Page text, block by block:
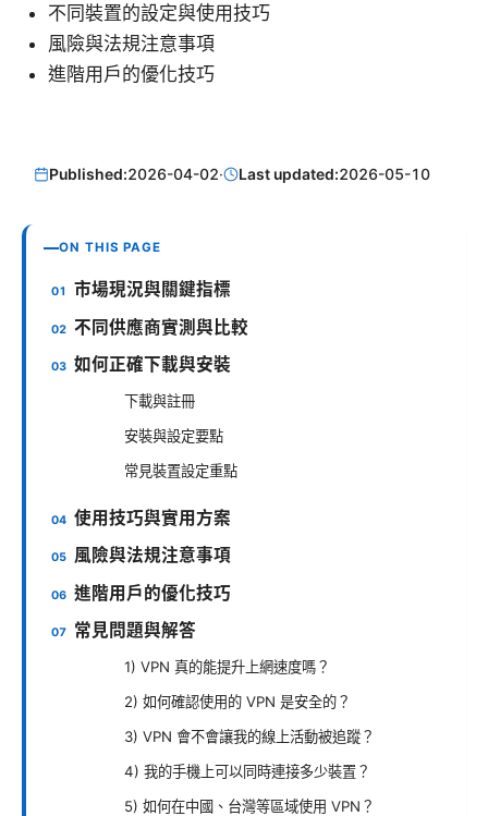
不同裝置的設定與使用技巧
風險與法規注意事項
進階用戶的優化技巧
Published:2026-04-02· Last updated:2026-05-10
ON THIS PAGE
市場現況與關鍵指標
不同供應商實測與比較
如何正確下載與安裝
下載與註冊
安裝與設定要點
常見裝置設定重點
使用技巧與實用方案
風險與法規注意事項
進階用戶的優化技巧
常見問題與解答
1) VPN 真的能提升上網速度嗎？
2) 如何確認使用的 VPN 是安全的？
3) VPN 會不會讓我的線上活動被追蹤？
4) 我的手機上可以同時連接多少裝置？
5) 如何在中國、台灣等區域使用 VPN？